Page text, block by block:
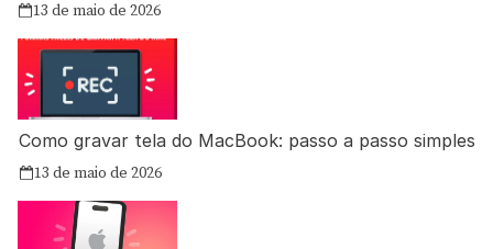
13 de maio de 2026
Como gravar tela do MacBook: passo a passo simples
13 de maio de 2026